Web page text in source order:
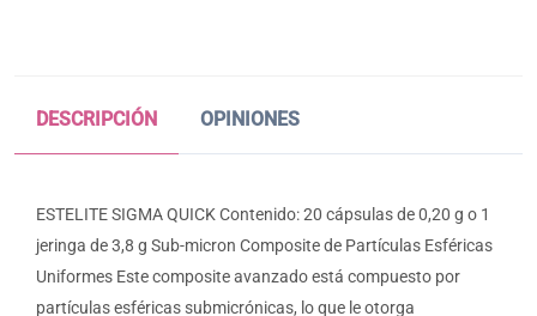
DESCRIPCIÓN OPINIONES
ESTELITE SIGMA QUICK Contenido: 20 cápsulas de 0,20 g o 1
jeringa de 3,8 g Sub-micron Composite de Partículas Esféricas
Uniformes Este composite avanzado está compuesto por
partículas esféricas submicrónicas, lo que le otorga